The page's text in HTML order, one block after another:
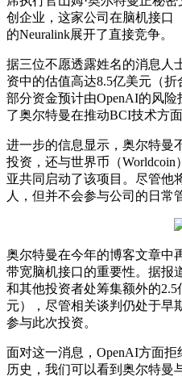
创企业，这家公司在脑机接口
的Neuralink展开了直接竞争。
据三位不愿透露姓名的消息人
资中的估值高达8.5亿美元（
部分资金预计由OpenAI的风
了奥尔特曼在推动BCI技术方
进一步的信息显示，奥尔特曼
投资，还与世界币（
亚共同启动了该项目。尽管他
人，但并不会参与公司的日常
奥尔特曼在今年的博客文章中
带宽脑机接口的重要性。据报
和其他投资者处筹集额外的
元），尽管相关谈判仍处于早
参与此次投资。
面对这一消息，OpenAI方面
历史，我们可以看到奥尔特曼